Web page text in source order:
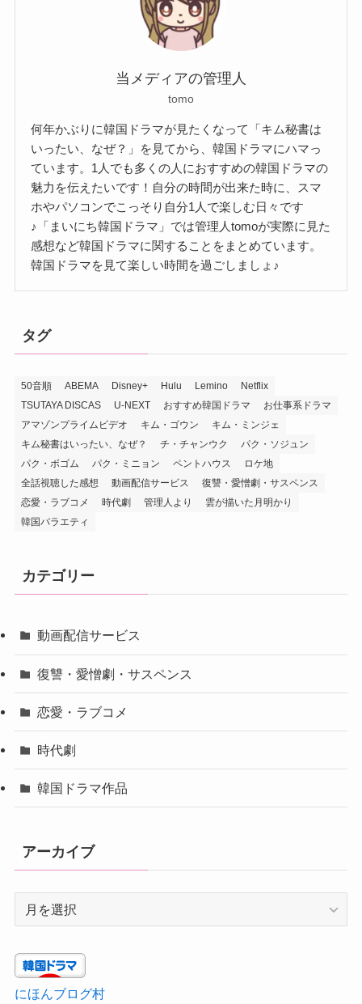
当メディアの管理人
tomo
何年かぶりに韓国ドラマが見たくなって「キム秘書は
いったい、なぜ？」を見てから、韓国ドラマにハマっ
ています。1人でも多くの人におすすめの韓国ドラマの
魅力を伝えたいです！自分の時間が出来た時に、スマ
ホやパソコンでこっそり自分1人で楽しむ日々です
♪「まいにち韓国ドラマ」では管理人tomoが実際に見た
感想など韓国ドラマに関することをまとめています。
韓国ドラマを見て楽しい時間を過ごしましょ♪
タグ
50音順 ABEMA Disney+ Hulu Lemino
Netflix
TSUTAYA DISCAS
U-NEXT おすすめ韓国ドラマ
お仕事系ドラマ
アマゾンプライムビデオ
キム・ゴウン
キム・ミンジェ
キム秘書はいったい、なぜ？
チ・チャンウク
パク・ソジュン
パク・ボゴム
パク・ミニョン ペントハウス
ロケ地
全話視聴した感想
動画配信サービス
復讐・愛憎劇・サスペンス
恋愛・ラブコメ
時代劇 管理人より
雲が描いた月明かり
韓国バラエティ
カテゴリー
動画配信サービス
復讐・愛憎劇・サスペンス
恋愛・ラブコメ
時代劇
韓国ドラマ作品
アーカイブ
イ
ブ
にほんブログ村